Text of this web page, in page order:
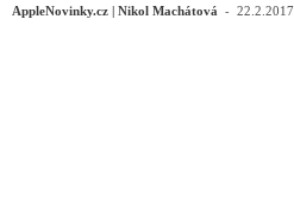
AppleNovinky.cz | Nikol Machátová - 22.2.2017